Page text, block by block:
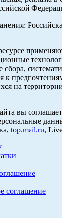
к
на
вы
top.mail.ru,
соглашение